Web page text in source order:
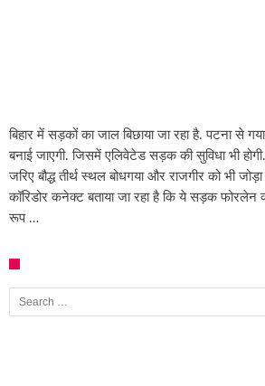
बिहार में सड़कों का जाल बिछाया जा रहा है. पटना से
बनाई जाएगी. जिसमें एलिवेटेड सड़क की सुविधा भी
जरिए बौद्ध तीर्थ स्थल बोधगया और राजगीर को भी
कॉरिडोर कनेक्ट बताया जा रहा है कि ये सड़क फोरलेन
रूप …
Search for: